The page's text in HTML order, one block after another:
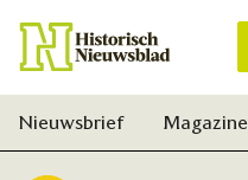
Nieuwsbrief Magazine